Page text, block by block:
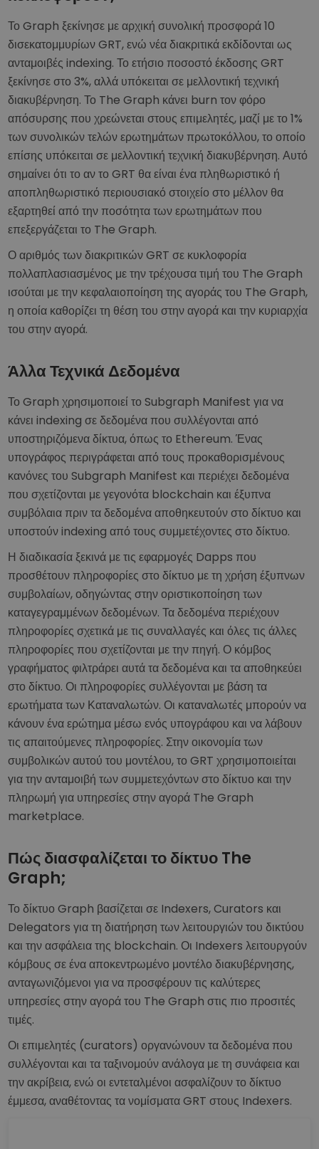
Το Graph ξεκίνησε με αρχική συνολική προσφορά 10
δισεκατομμυρίων GRT, ενώ νέα διακριτικά εκδίδονται ως
ανταμοιβές indexing. Το ετήσιο ποσοστό έκδοσης GRT
ξεκίνησε στο 3%, αλλά υπόκειται σε μελλοντική τεχνική
διακυβέρνηση. Το The Graph κάνει burn τον φόρο
απόσυρσης που χρεώνεται στους επιμελητές, μαζί με το 1%
των συνολικών τελών ερωτημάτων πρωτοκόλλου, το οποίο
επίσης υπόκειται σε μελλοντική τεχνική διακυβέρνηση. Αυτό
σημαίνει ότι το αν το GRT θα είναι ένα πληθωριστικό ή
αποπληθωριστικό περιουσιακό στοιχείο στο μέλλον θα
εξαρτηθεί από την ποσότητα των ερωτημάτων που
επεξεργάζεται το The Graph.
Ο αριθμός των διακριτικών GRT σε κυκλοφορία
πολλαπλασιασμένος με την τρέχουσα τιμή του The Graph
ισούται με την κεφαλαιοποίηση της αγοράς του The Graph,
η οποία καθορίζει τη θέση του στην αγορά και την κυριαρχία
του στην αγορά.
Άλλα Τεχνικά Δεδομένα
Το Graph χρησιμοποιεί το Subgraph Manifest για να
κάνει indexing σε δεδομένα που συλλέγονται από
υποστηριζόμενα δίκτυα, όπως το Ethereum. Ένας
υπογράφος περιγράφεται από τους προκαθορισμένους
κανόνες του Subgraph Manifest και περιέχει δεδομένα
που σχετίζονται με γεγονότα blockchain και έξυπνα
συμβόλαια πριν τα δεδομένα αποθηκευτούν στο δίκτυο και
υποστούν indexing από τους συμμετέχοντες στο δίκτυο.
Η διαδικασία ξεκινά με τις εφαρμογές Dapps που
προσθέτουν πληροφορίες στο δίκτυο με τη χρήση έξυπνων
συμβολαίων, οδηγώντας στην οριστικοποίηση των
καταγεγραμμένων δεδομένων. Τα δεδομένα περιέχουν
πληροφορίες σχετικά με τις συναλλαγές και όλες τις άλλες
πληροφορίες που σχετίζονται με την πηγή. Ο κόμβος
γραφήματος φιλτράρει αυτά τα δεδομένα και τα αποθηκεύει
στο δίκτυο. Οι πληροφορίες συλλέγονται με βάση τα
ερωτήματα των Καταναλωτών. Οι καταναλωτές μπορούν να
κάνουν ένα ερώτημα μέσω ενός υπογράφου και να λάβουν
τις απαιτούμενες πληροφορίες. Στην οικονομία των
συμβολικών αυτού του μοντέλου, το GRT χρησιμοποιείται
για την ανταμοιβή των συμμετεχόντων στο δίκτυο και την
πληρωμή για υπηρεσίες στην αγορά The Graph
marketplace.
Πώς διασφαλίζεται το δίκτυο The
Graph;
Το δίκτυο Graph βασίζεται σε Indexers, Curators και
Delegators για τη διατήρηση των λειτουργιών του δικτύου
και την ασφάλεια της blockchain. Οι Indexers λειτουργούν
κόμβους σε ένα αποκεντρωμένο μοντέλο διακυβέρνησης,
ανταγωνιζόμενοι για να προσφέρουν τις καλύτερες
υπηρεσίες στην αγορά του The Graph στις πιο προσιτές
τιμές.
Οι επιμελητές (curators) οργανώνουν τα δεδομένα που
συλλέγονται και τα ταξινομούν ανάλογα με τη συνάφεια και
την ακρίβεια, ενώ οι εντεταλμένοι ασφαλίζουν το δίκτυο
έμμεσα, αναθέτοντας τα νομίσματα GRT στους Indexers.